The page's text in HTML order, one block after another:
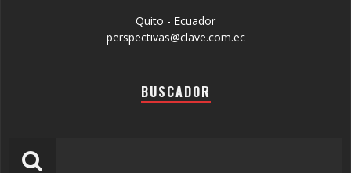
Quito - Ecuador
perspectivas@clave.com.ec
BUSCADOR